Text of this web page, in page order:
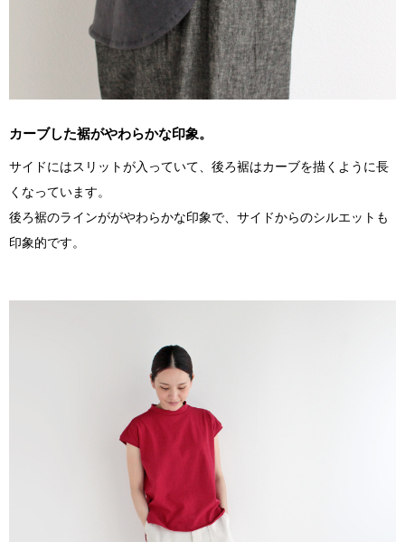
カーブした裾がやわらかな印象。
サイドにはスリットが入っていて、後ろ裾はカーブを描くように長
くなっています。
後ろ裾のラインががやわらかな印象で、サイドからのシルエットも
印象的です。